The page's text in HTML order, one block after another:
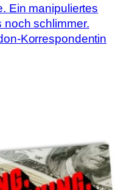
Ein manipuliertes
noch schlimmer.
Korrespondentin